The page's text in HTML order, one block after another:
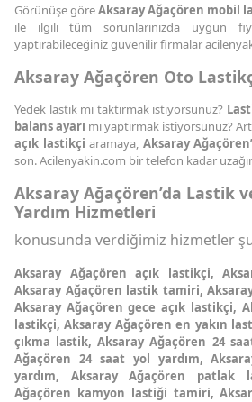
Görünüşe göreAksaray Ağaçören mobil
ile ilgili tüm sorunlarınızda uygun
yaptırabileceğiniz güvenilir firmalar
Aksaray Ağaçören Oto
Yedek lastik mi taktırmak istiyorsunuz?
balans ayarı mı yaptırmak istiyorsunuz?
açık lastikçiaramaya, Aksaray
son. Acilenyakin.com bir telefon kadar
Aksaray Ağaçören’da Lastik
Yardım Hizmetleri
konusunda verdiğimiz hizmetler
Aksaray Ağaçören açık lastikçi,
Aksaray Ağaçören lastik tamiri,
Aksaray Ağaçören gece açık lastikçi,
lastikçi, Aksaray Ağaçören en yakın
çıkma lastik, Aksaray Ağaçören 24
Ağaçören 24 saat yol yardım,
yardım, Aksaray Ağaçören patlak
Ağaçören kamyon lastiği tamiri,